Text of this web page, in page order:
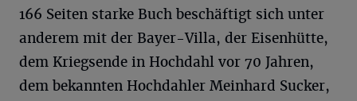
166 Seiten starke Buch beschäftigt sich unter
anderem mit der Bayer-Villa, der Eisenhütte,
dem Kriegsende in Hochdahl vor 70 Jahren,
dem bekannten Hochdahler Meinhard Sucker,